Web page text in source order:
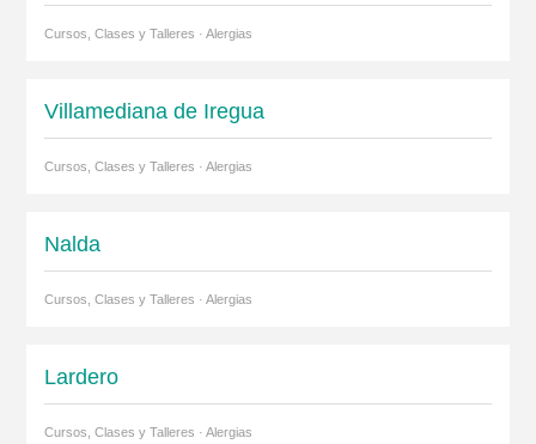
Cursos, Clases y Talleres · Alergias
Villamediana de Iregua
Cursos, Clases y Talleres · Alergias
Nalda
Cursos, Clases y Talleres · Alergias
Lardero
Cursos, Clases y Talleres · Alergias